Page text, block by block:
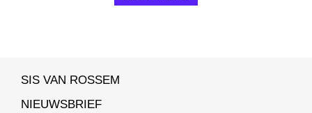
SIS VAN ROSSEM
NIEUWSBRIEF